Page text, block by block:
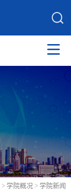
> 学院概况 > 学院新闻